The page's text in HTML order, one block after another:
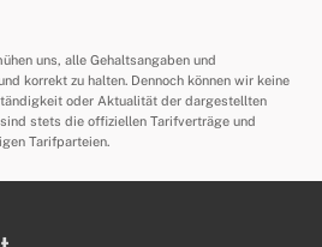
uns, alle Gehaltsangaben und
korrekt zu halten. Dennoch können wir keine
oder Aktualität der dargestellten
stets die offiziellen Tarifverträge und
Tarifparteien.